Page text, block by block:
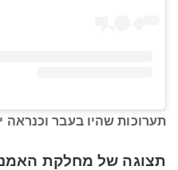
תערוכות שהיו בעבר וכנראה
תצוגה של מחלקת